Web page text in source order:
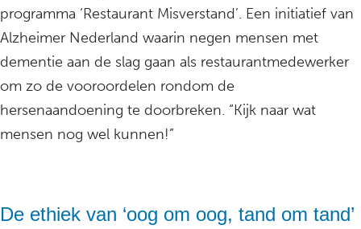
programma ‘Restaurant Misverstand’. Een initiatief van
Alzheimer Nederland waarin negen mensen met
dementie aan de slag gaan als restaurantmedewerker
om zo de vooroordelen rondom de
hersenaandoening te doorbreken. “Kijk naar wat
mensen nog wel kunnen!”
De ethiek van ‘oog om oog, tand om tand’